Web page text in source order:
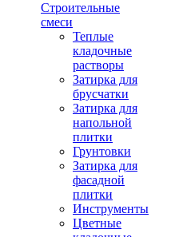
Строительные
смеси
Теплые
кладочные
растворы
Затирка для
брусчатки
Затирка для
напольной
плитки
Грунтовки
Затирка для
фасадной
плитки
Инструменты
Цветные